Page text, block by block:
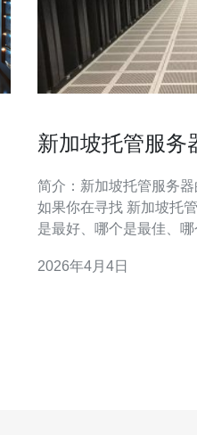
新加坡托管服务
简介：新加坡托管服务
如果你在寻找 新加坡托
是最好、哪个是最佳、
择网络互联良好、延迟低
2026年4月4日